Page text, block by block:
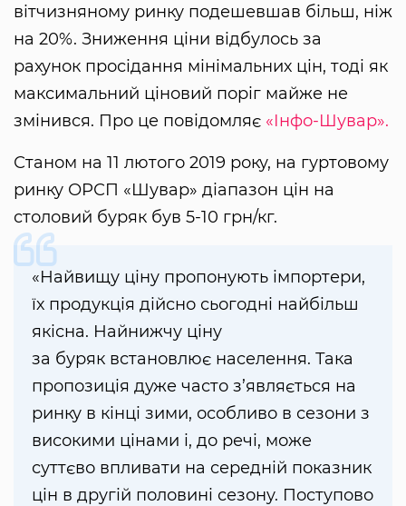
вітчизняному ринку подешевшав більш, ніж
на 20%. Зниження ціни відбулось за
рахунок просідання мінімальних цін, тоді як
максимальний ціновий поріг майже не
змінився. Про це повідомляє «Інфо-Шувар».
Станом на 11 лютого 2019 року, на гуртовому
ринку ОРСП «Шувар» діапазон цін на
столовий буряк був 5-10 грн/кг.
«Найвищу ціну пропонують імпортери,
їх продукція дійсно сьогодні найбільш
якісна. Найнижчу ціну
за буряк встановлює населення. Така
пропозиція дуже часто з’являється на
ринку в кінці зими, особливо в сезони з
високими цінами і, до речі, може
суттєво впливати на середній показник
цін в другій половині сезону. Поступово